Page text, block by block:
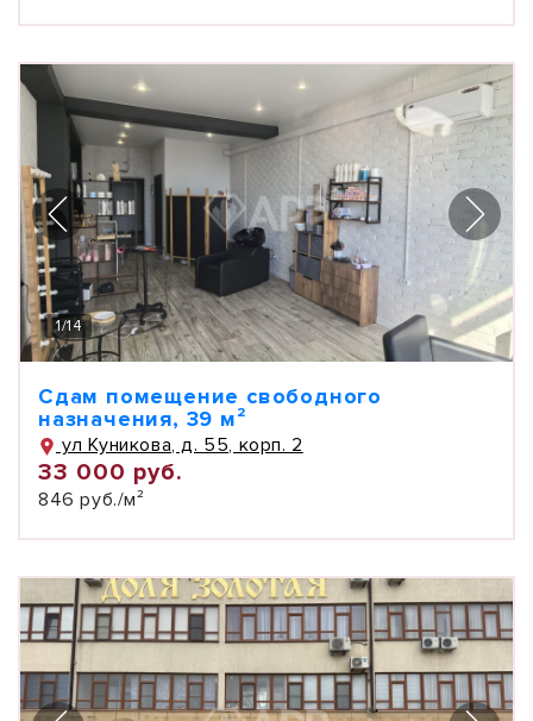
1/14
Сдам помещение свободного
назначения, 39 м²
ул Куникова, д. 55, корп. 2
33 000 руб.
846 руб./м²